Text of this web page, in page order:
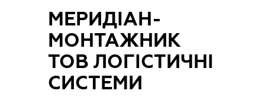
МЕРИДІАН-
МОНТАЖНИК
ТОВ ЛОГІСТИЧНІ
СИСТЕМИ